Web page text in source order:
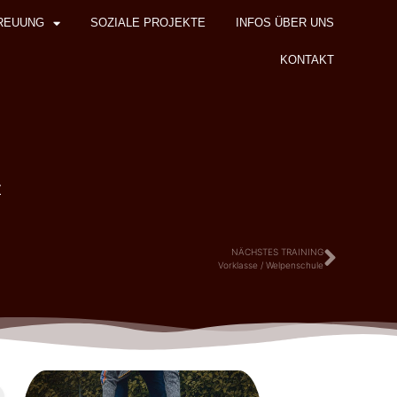
SOZIALE PROJEKTE INFOS ÜBER UNS
KONTAKT
NÄCHSTES TRAINING
Vorklasse / Welpenschule